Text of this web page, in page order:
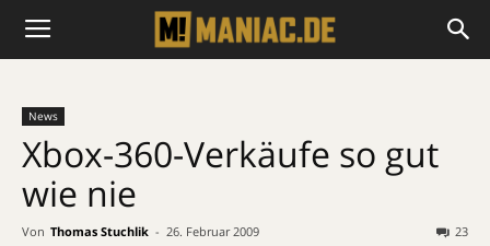
News
Xbox-360-Verkäufe so gut
wie nie
Von Thomas Stuchlik - 26. Februar 2009 23